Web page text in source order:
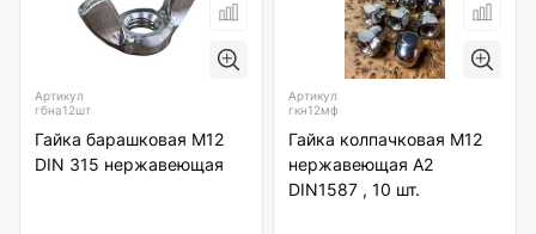
Артикул
гбна12шт
Гайка барашковая М12
DIN 315 нержавеющая
Артикул
гкн12мф
Гайка колпачковая М12
нержавеющая А2
DIN1587 , 10 шт.